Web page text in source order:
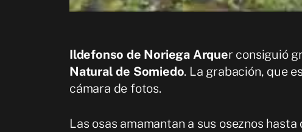
Ildefonso de Noriega Arquer consiguió
Natural de Somiedo. La grabación, que
cámara de fotos.
Las osas amamantan a sus oseznos